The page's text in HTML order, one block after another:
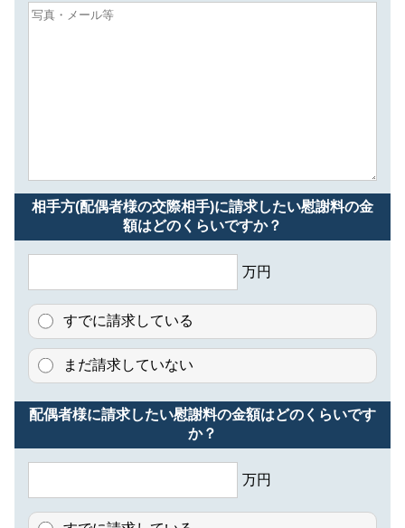
相手方(配偶者様の交際相手)に請求したい慰謝料の金
額はどのくらいですか？
万円
すでに請求している
まだ請求していない
配偶者様に請求したい慰謝料の金額はどのくらいです
か？
万円